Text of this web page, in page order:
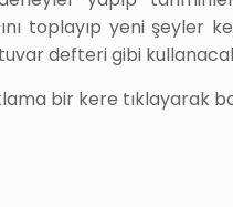
toplayıp yeni şeyler
defteri gibi
bir kere tıklayarak